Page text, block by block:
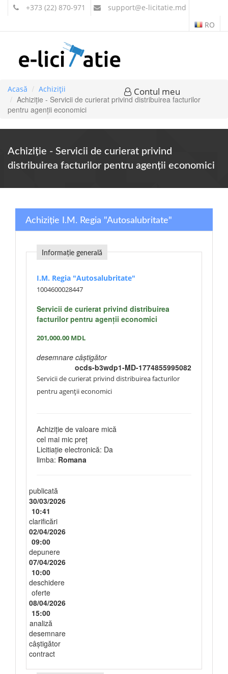
+373 (22) 870-971 support@e-licitatie.md
RO
Contul meu
Acasă Achiziții
Achiziție - Servicii de curierat privind distribuirea facturilor
pentru agenții economici
Achiziție - Servicii de curierat privind
distribuirea facturilor pentru agenții economici
Achiziție I.M. Regia "Autosalubritate"
Informație generală
I.M. Regia "Autosalubritate"
1004600028447
Servicii de curierat privind distribuirea
facturilor pentru agenții economici
201,000.00 MDL
desemnare câștigător
ocds-b3wdp1-MD-1774855995082
Servicii de curierat privind distribuirea facturilor
pentru agenții economici
Achiziție de valoare mică
cel mai mic preț
Licitiație electronică: Da
limba: Romana
publicată
30/03/2026
10:41
clarificări
02/04/2026
09:00
depunere
07/04/2026
10:00
deschidere
oferte
08/04/2026
15:00
analiză
desemnare
câștigător
contract